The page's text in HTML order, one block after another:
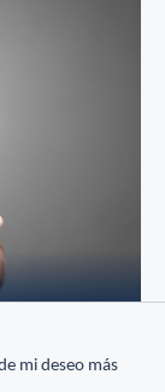
mi deseo más